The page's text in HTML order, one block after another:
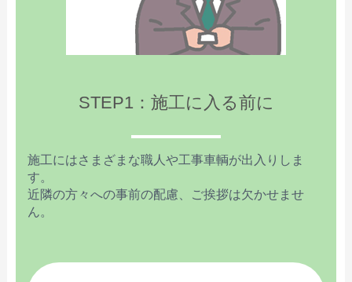
STEP1：施工に入る前に
施工にはさまざまな職人や工事車輌が出入りしま
す。
近隣の方々への事前の配慮、ご挨拶は欠かせませ
ん。